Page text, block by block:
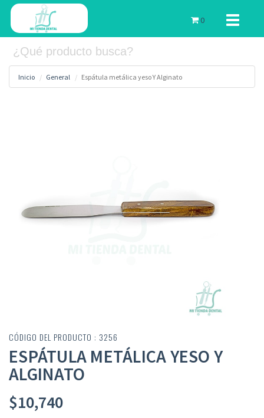
Toggle
0
Inicio General Espátula metálica yeso Y Alginato
CÓDIGO DEL PRODUCTO : 3256
ESPÁTULA METÁLICA YESO Y
ALGINATO
$10,740